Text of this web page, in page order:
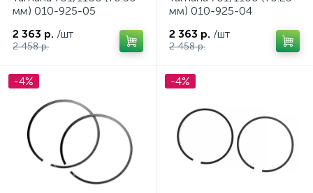
мм) 010-925-05
2 363 р. /шт
2 458 р.
мм) 010-925-04
2 363 р. /шт
2 458 р.
-4% -4%